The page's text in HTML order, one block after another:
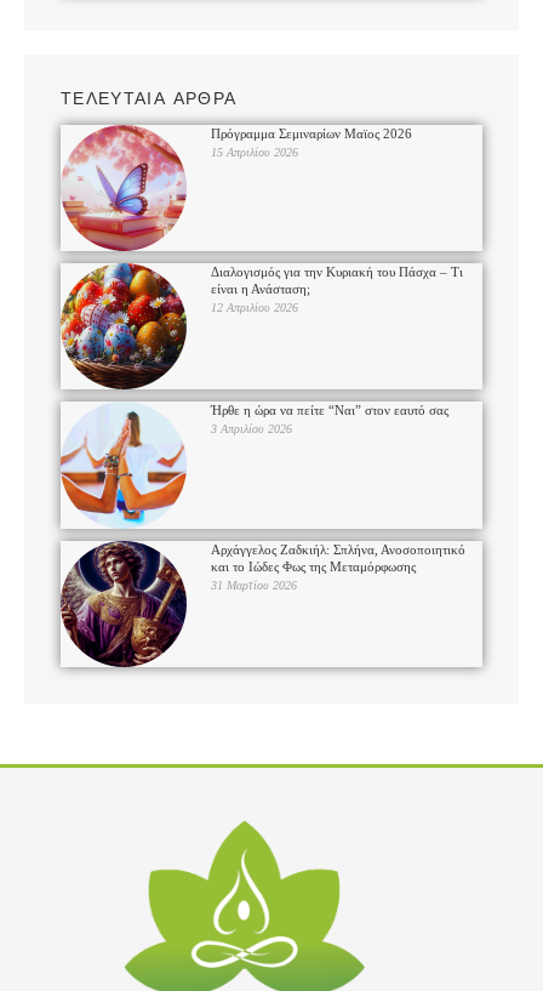
ΤΕΛΕΥΤΑΙΑ ΑΡΘΡΑ
Πρόγραμμα Σεμιναρίων Μαϊος 2026
15 Απριλίου 2026
Διαλογισμός για την Κυριακή του Πάσχα – Τι
είναι η Ανάσταση;
12 Απριλίου 2026
Ήρθε η ώρα να πείτε “Ναι” στον εαυτό σας
3 Απριλίου 2026
Αρχάγγελος Ζαδκιήλ: Σπλήνα, Ανοσοποιητικό
και το Ιώδες Φως της Μεταμόρφωσης
31 Μαρτίου 2026